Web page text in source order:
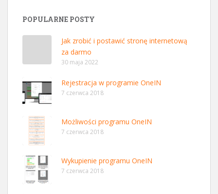
POPULARNE POSTY
Jak zrobić i postawić stronę internetową
za darmo
30 maja 2022
Rejestracja w programie OneIN
7 czerwca 2018
Możliwości programu OneIN
7 czerwca 2018
Wykupienie programu OneIN
7 czerwca 2018